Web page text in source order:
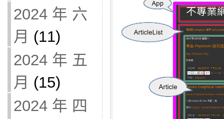
2024 年 六
月 (11)
2024 年 五
月 (15)
2024 年 四